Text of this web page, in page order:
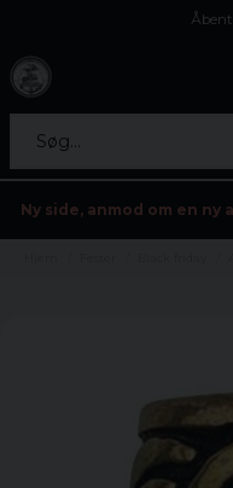
Søg...
Ny side, anmod om en